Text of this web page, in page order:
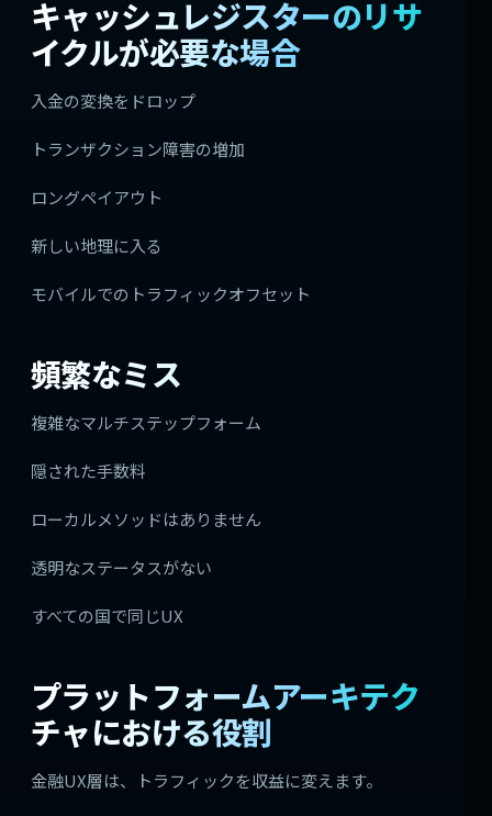
キャッシュレジスターのリサ
イクルが必要な場合
入金の変換をドロップ
トランザクション障害の増加
ロングペイアウト
新しい地理に入る
モバイルでのトラフィックオフセット
頻繁なミス
複雑なマルチステップフォーム
隠された手数料
ローカルメソッドはありません
透明なステータスがない
すべての国で同じUX
プラットフォームアーキテク
チャにおける役割
金融UX層は、トラフィックを収益に変えます。